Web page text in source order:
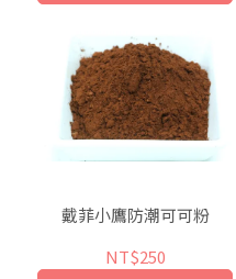
戴菲小鷹防潮可可粉
NT$250